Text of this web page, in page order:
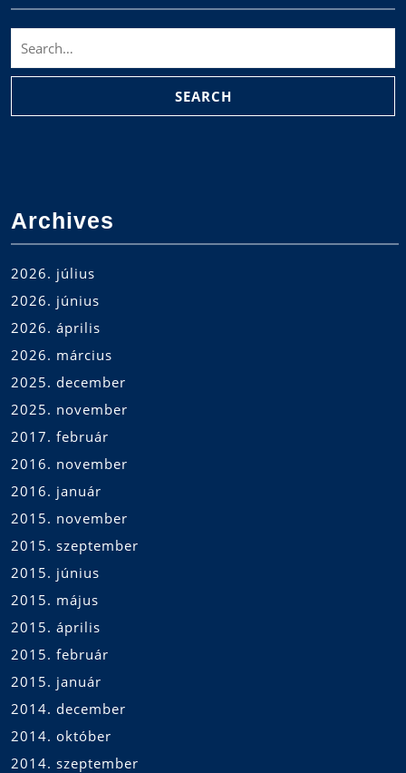
for:
Archives
2026. július
2026. június
2026. április
2026. március
2025. december
2025. november
2017. február
2016. november
2016. január
2015. november
2015. szeptember
2015. június
2015. május
2015. április
2015. február
2015. január
2014. december
2014. október
2014. szeptember